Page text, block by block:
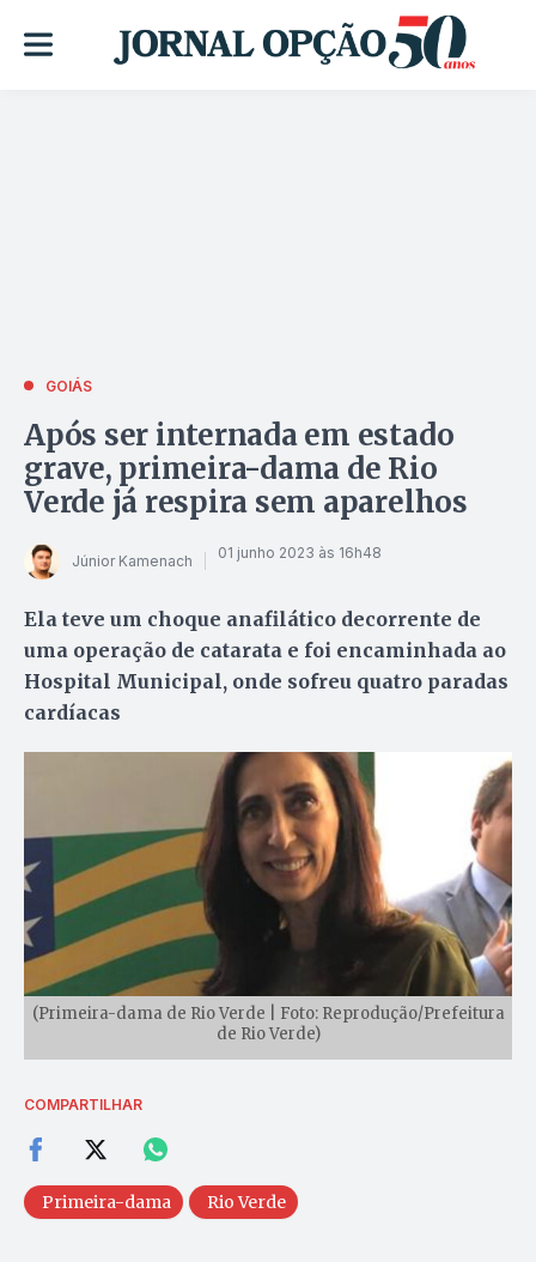
GOIÁS
Após ser internada em estado
grave, primeira-dama de Rio
Verde já respira sem aparelhos
Júnior Kamenach 01 junho 2023 às 16h48
Ela teve um choque anafilático decorrente de
uma operação de catarata e foi encaminhada ao
Hospital Municipal, onde sofreu quatro paradas
cardíacas
(Primeira-dama de Rio Verde | Foto: Reprodução/Prefeitura
de Rio Verde)
COMPARTILHAR
Primeira-dama Rio Verde